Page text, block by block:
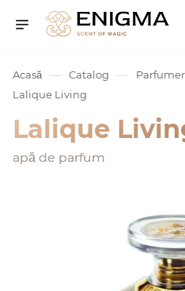
Acasă — Catalog —
Lalique Living
Lalique
apă de parfum